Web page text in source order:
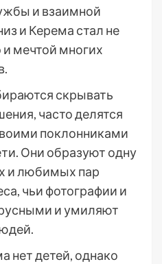
и взаимной
и Керема стал не
мечтой многих
скрывать
часто делятся
поклонниками
Они образуют одну
и любимых пар
чьи фотографии и
и умиляют
нет детей, однако